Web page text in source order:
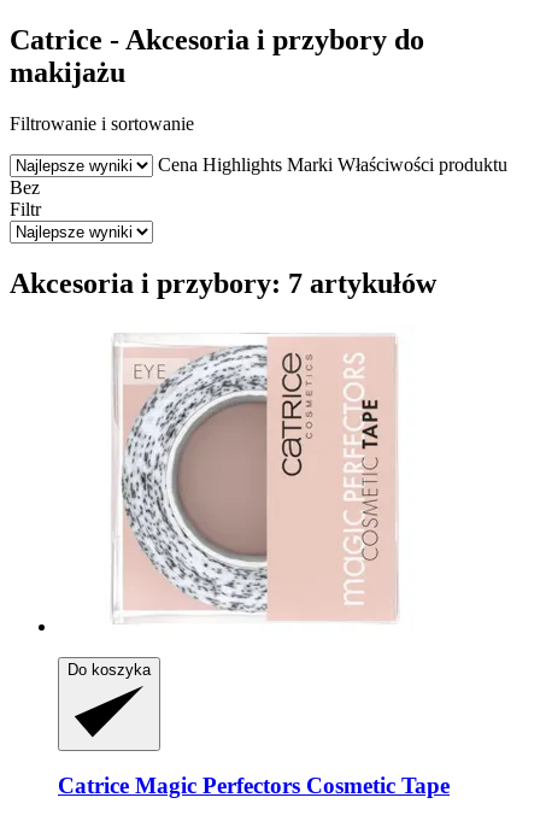
Catrice - Akcesoria i przybory do
makijażu
Filtrowanie i sortowanie
Cena Highlights Marki Właściwości produktu
Bez
Filtr
Akcesoria i przybory: 7 artykułów
Do koszyka
Catrice Magic Perfectors Cosmetic Tape